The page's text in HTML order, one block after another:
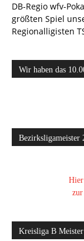
DB-Regio wfv-
größten Spiel
Regionalligisten
Wir haben das
Bezirksligameister
Kreisliga B